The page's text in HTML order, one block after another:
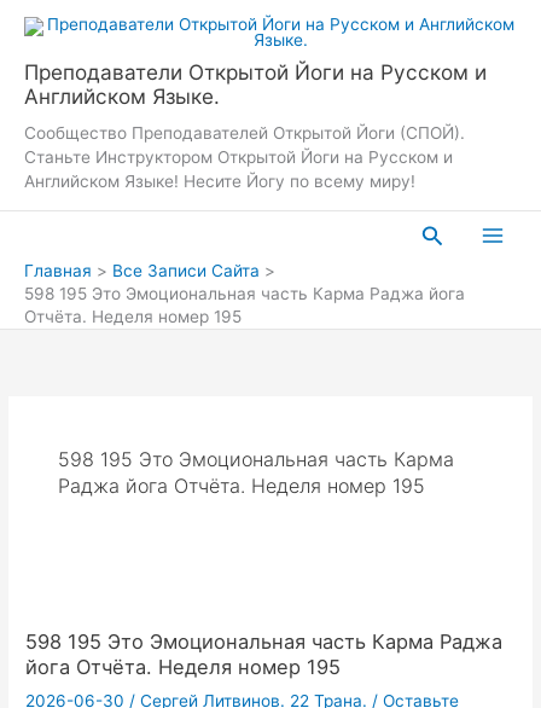
содержимому
Преподаватели Открытой Йоги на Русском и
Английском Языке.
Сообщество Преподавателей Открытой Йоги (СПОЙ).
Станьте Инструктором Открытой Йоги на Русском и
Английском Языке! Несите Йогу по всему миру!
Поиск
Главная
Все Записи Сайта
598 195 Это Эмоциональная часть Карма Раджа йога
Отчёта. Неделя номер 195
598 195 Это Эмоциональная часть Карма
Раджа йога Отчёта. Неделя номер 195
598 195 Это Эмоциональная часть Карма Раджа
йога Отчёта. Неделя номер 195
2026-06-30/Сергей Литвинов. 22 Трана./Оставьте